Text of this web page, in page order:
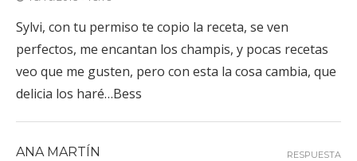
Sylvi, con tu permiso te copio la receta, se ven
perfectos, me encantan los champis, y pocas recetas
veo que me gusten, pero con esta la cosa cambia, que
delicia los haré…Bess
ANA MARTÍN RESPUESTA